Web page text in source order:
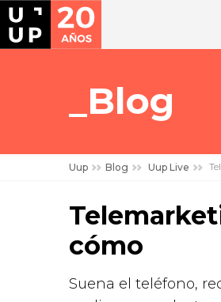
Blog
Uup Blog Uup Live
cómo
Suena el teléfono,